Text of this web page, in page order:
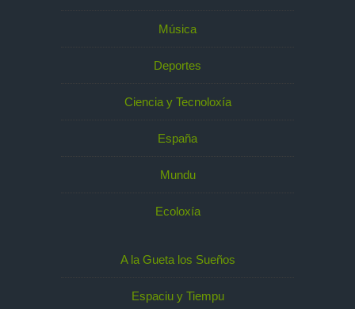
Música
Deportes
Ciencia y Tecnoloxía
España
Mundu
Ecoloxía
A la Gueta los Sueños
Espaciu y Tiempu